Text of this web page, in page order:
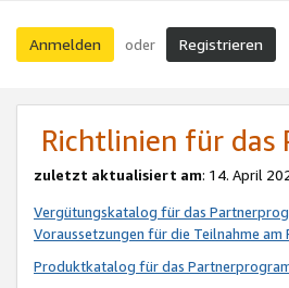
Anmelden oder Registrieren
Richtlinien für das
zuletzt aktualisiert am: 14. April
Vergütungskatalog für das
Voraussetzungen für die Teilnahme
Produktkatalog für das